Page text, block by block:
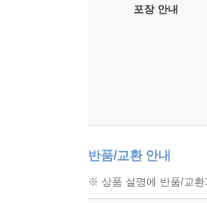
포장 안내
반품/교환 안내
※ 상품 설명에 반품/교환